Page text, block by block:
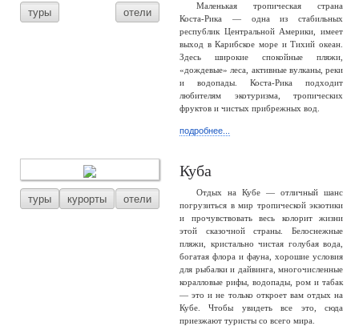
туры отели
Маленькая тропическая страна
Коста-Рика — одна из стабильных
республик Центральной Америки, имеет
выход в Карибское море и Тихий океан.
Здесь широкие спокойные пляжи,
«дождевые» леса, активные вулканы, реки
и водопады. Коста-Рика подходит
любителям экотуризма, тропических
фруктов и чистых прибрежных вод.
подробнее...
туры курорты отели
Куба
Отдых на Кубе — отличный шанс
погрузиться в мир тропической экзотики
и прочувствовать весь колорит жизни
этой сказочной страны. Белоснежные
пляжи, кристально чистая голубая вода,
богатая флора и фауна, хорошие условия
для рыбалки и дайвинга, многочисленные
коралловые рифы, водопады, ром и табак
— это и не только откроет вам отдых на
Кубе. Чтобы увидеть все это, сюда
приезжают туристы со всего мира.